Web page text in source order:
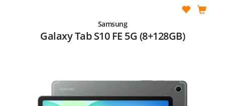
Samsung
Galaxy Tab S10 FE 5G (8+128GB)